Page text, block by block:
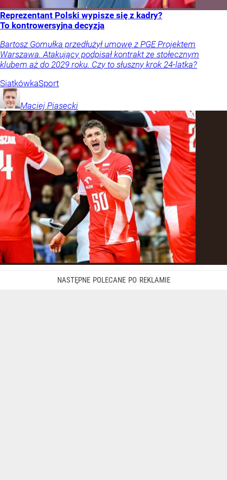
Reprezentant Polski wypisze się z kadry?
To kontrowersyjna decyzja
Bartosz Gomułka przedłużył umowę z PGE Projektem
Warszawa. Atakujący podpisał kontrakt ze stołecznym
klubem aż do 2029 roku. Czy to słuszny krok 24-latka?
SiatkówkaSport
Maciej Piasecki